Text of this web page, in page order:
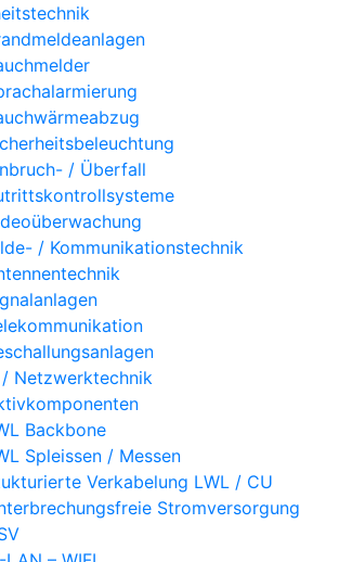
/ Überfall
/ Kommunikationstechnik
Netzwerktechnik
Backbone
Spleissen / Messen
Verkabelung LWL / CU
Stromversorgung